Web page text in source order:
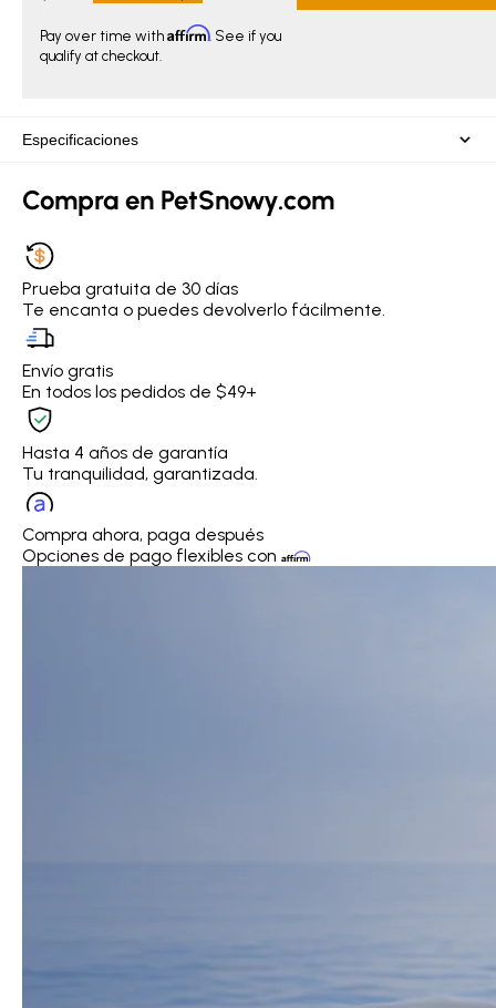
Pay over time with Affirm. See if you
qualify at checkout.
Especificaciones
Compra en PetSnowy.com
Prueba gratuita de 30 días
Te encanta o puedes devolverlo fácilmente.
Envío gratis
En todos los pedidos de $49+
Hasta 4 años de garantía
Tu tranquilidad, garantizada.
Compra ahora, paga después
Opciones de pago flexibles con